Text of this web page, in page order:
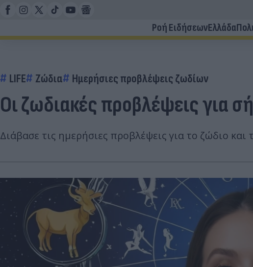
Ροή ΕιδήσεωνΕλλάδα
LIFE Ζώδια Ημερήσιες προβλέψεις ζωδίων
Οι ζωδιακές προβλέψεις για
Διάβασε τις ημερήσιες προβλέψεις για το ζώδιο